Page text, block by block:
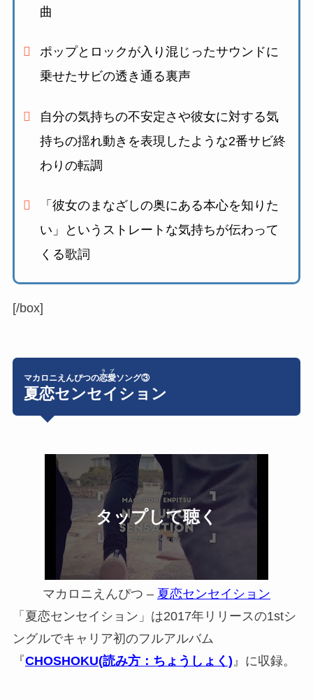
曲
ポップとロックが入り混じったサウンドに
乗せたサビの透き通る裏声
自分の気持ちの不安定さや彼女に対する気
持ちの揺れ動きを表現したような2番サビ終
わりの転調
「 彼女のまなざしの奥にある本心を知りた
い 」というストレートな気持ちが伝わって
くる歌詞
[/box]
マカロニえんぴつの恋愛
ラブ
ソング③
夏恋センセイション
マカロニえんぴつ – 夏恋センセイション
「夏恋センセイション」は2017年リリースの1stシ
ングルでキャリア初のフルアルバム
『CHOSHOKU(読み方：ちょうしょく) 』に収録。